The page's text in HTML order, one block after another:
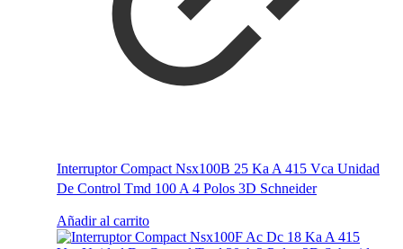
Interruptor Compact Nsx100B 25 Ka A 415 Vca Unidad
De Control Tmd 100 A 4 Polos 3D Schneider
Añadir al carrito